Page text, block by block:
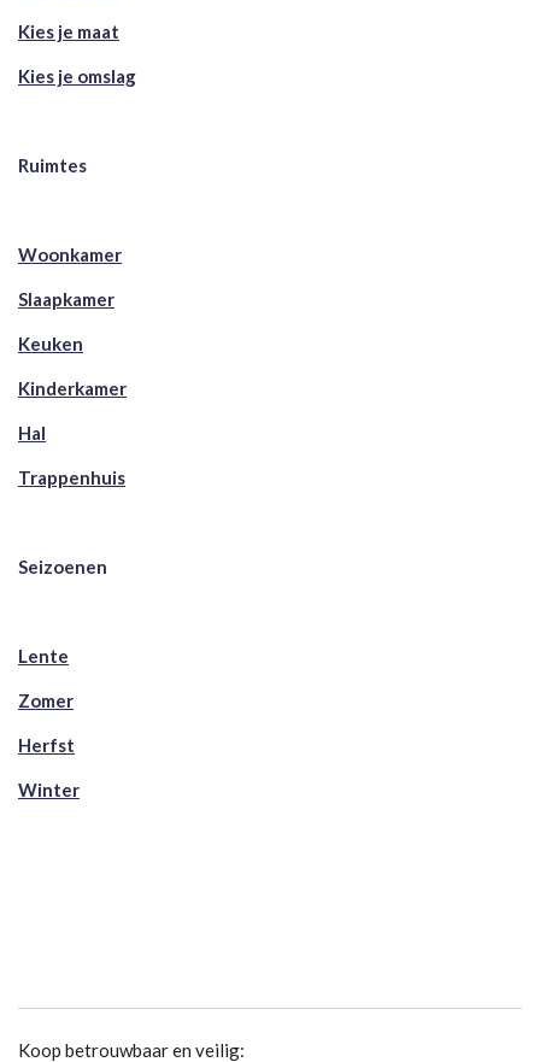
Kies je maat
Kies je omslag
Ruimtes
Woonkamer
Slaapkamer
Keuken
Kinderkamer
Hal
Trappenhuis
Seizoenen
Lente
Zomer
Herfst
Winter
Koop betrouwbaar en veilig: